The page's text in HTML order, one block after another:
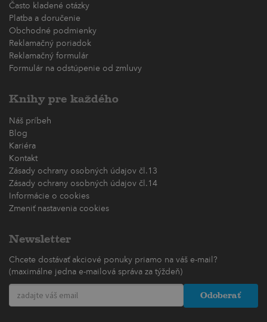
Často kladené otázky
Platba a doručenie
Obchodné podmienky
Reklamačný poriadok
Reklamačný formulár
Formulár na odstúpenie od zmluvy
Knihy pre každého
Náš príbeh
Blog
Kariéra
Kontakt
Zásady ochrany osobných údajov čl.13
Zásady ochrany osobných údajov čl.14
Informácie o cookies
Zmeniť nastavenia cookies
Newsletter
Chcete dostávať akciové ponuky priamo na váš e-mail?
(maximálne jedna e-mailová správa za týždeň)
Odoberať